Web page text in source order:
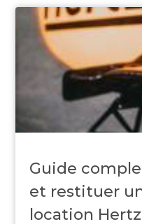
Guide
et restituer
location